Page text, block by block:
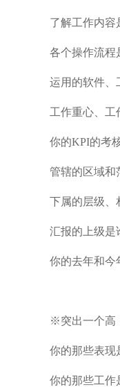
了解工作内容
各个操作流程
运用的软件、
工作重心、工
你的KPI的考
管辖的区域和
下属的层级、
汇报的上级是
你的去年和今
※突出一个高
你的那些表现
你的那些工作